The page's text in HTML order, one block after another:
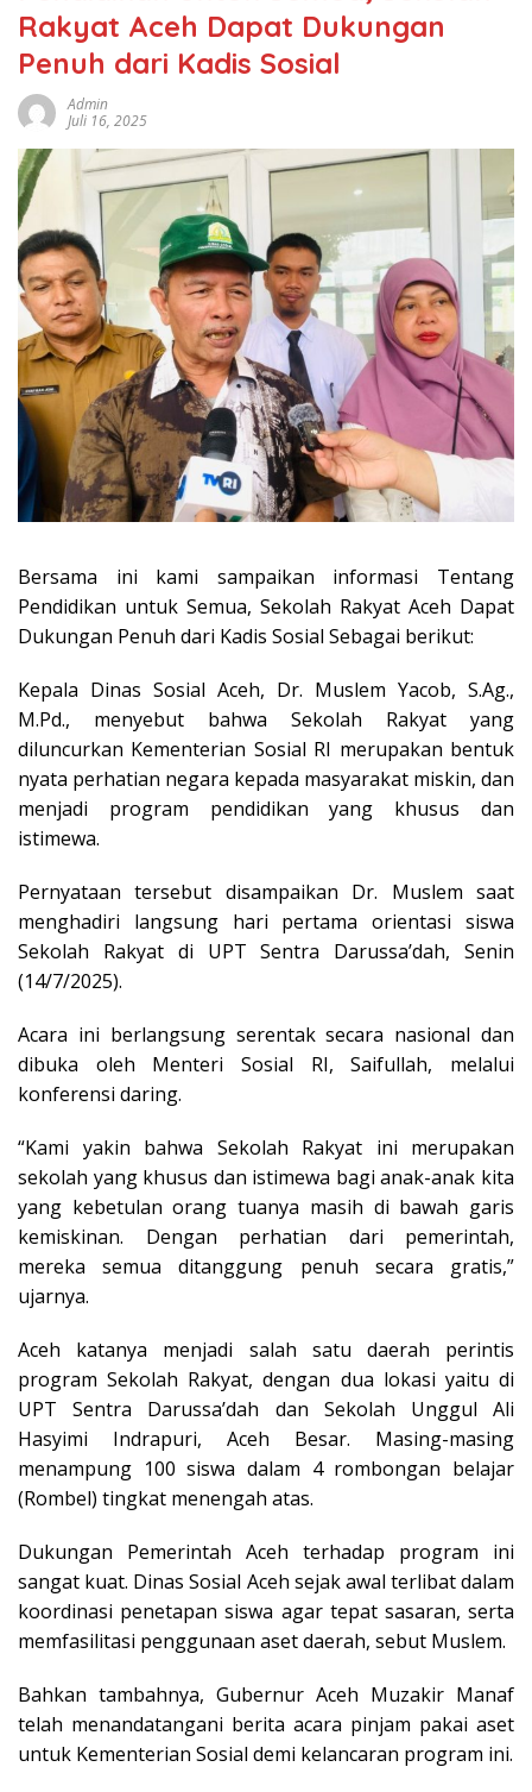
Rakyat Aceh Dapat Dukungan
Penuh dari Kadis Sosial
Admin
Juli 16, 2025
Bersama ini kami sampaikan informasi Tentang
Pendidikan untuk Semua, Sekolah Rakyat Aceh Dapat
Dukungan Penuh dari Kadis Sosial Sebagai berikut:
Kepala Dinas Sosial Aceh, Dr. Muslem Yacob, S.Ag.,
M.Pd., menyebut bahwa Sekolah Rakyat yang
diluncurkan Kementerian Sosial RI merupakan bentuk
nyata perhatian negara kepada masyarakat miskin, dan
menjadi program pendidikan yang khusus dan
istimewa.
Pernyataan tersebut disampaikan Dr. Muslem saat
menghadiri langsung hari pertama orientasi siswa
Sekolah Rakyat di UPT Sentra Darussa’dah, Senin
(14/7/2025).
Acara ini berlangsung serentak secara nasional dan
dibuka oleh Menteri Sosial RI, Saifullah, melalui
konferensi daring.
“Kami yakin bahwa Sekolah Rakyat ini merupakan
sekolah yang khusus dan istimewa bagi anak-anak kita
yang kebetulan orang tuanya masih di bawah garis
kemiskinan. Dengan perhatian dari pemerintah,
mereka semua ditanggung penuh secara gratis,”
ujarnya.
Aceh katanya menjadi salah satu daerah perintis
program Sekolah Rakyat, dengan dua lokasi yaitu di
UPT Sentra Darussa’dah dan Sekolah Unggul Ali
Hasyimi Indrapuri, Aceh Besar. Masing-masing
menampung 100 siswa dalam 4 rombongan belajar
(Rombel) tingkat menengah atas.
Dukungan Pemerintah Aceh terhadap program ini
sangat kuat. Dinas Sosial Aceh sejak awal terlibat dalam
koordinasi penetapan siswa agar tepat sasaran, serta
memfasilitasi penggunaan aset daerah, sebut Muslem.
Bahkan tambahnya, Gubernur Aceh Muzakir Manaf
telah menandatangani berita acara pinjam pakai aset
untuk Kementerian Sosial demi kelancaran program ini.